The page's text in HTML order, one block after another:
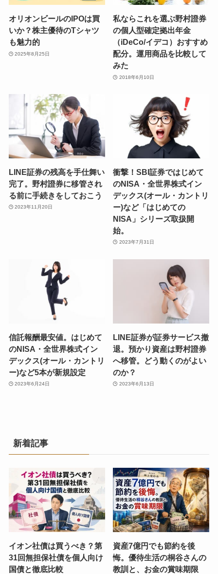
オリオンビールのIPOは買
いか？株主優待のTシャツ
も魅力的
2025年8月25日
私ならこれを選ぶ野村證券
の個人型確定拠出年金
（iDeCo/イデコ）おすすめ
配分。運用商品を比較して
みた
2018年6月10日
LINE証券の残高を手仕舞い
完了。野村證券に移管され
る前に手続きをしておこう
2023年11月20日
衝撃！SBI証券ではじめて
のNISA・全世界株式イン
デックス(オール・カントリ
ー)など「はじめての
NISA」シリーズ取扱開
始。
2023年7月31日
信託報酬最安値。はじめて
のNISA・全世界株式イン
デックス(オール・カントリ
ー)など5本が新規設定
2023年6月24日
LINE証券が証券サービス撤
退。預かり資産は野村證券
へ移管。どう動くのがよい
のか？
2023年6月13日
新着記事
イオン社債は買うべき？第
31回無担保社債を個人向け
国債と徹底比較
資産7億円でも節約を後
悔。優待生活の桐谷さんの
教訓と、お金の賞味期限